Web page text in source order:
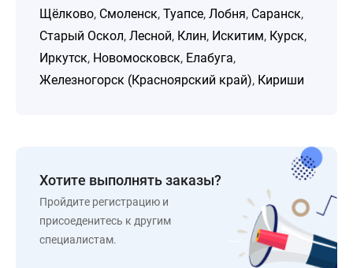
Щёлково, Смоленск, Туапсе, Лобня, Саранск,
Старый Оскол, Лесной, Клин, Искитим, Курск,
Иркутск, Новомосковск, Елабуга,
Железногорск (Красноярский край), Кириши
Хотите выполнять заказы?
Пройдите регистрацию и
присоеденитесь к другим
специалистам.